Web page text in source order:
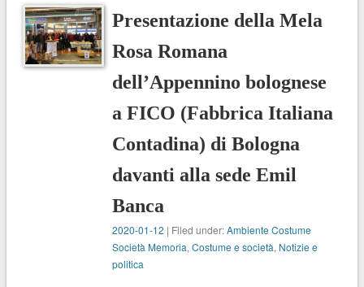
Presentazione della Mela
Rosa Romana
dell’Appennino bolognese
a FICO (Fabbrica Italiana
Contadina) di Bologna
davanti alla sede Emil
Banca
2020-01-12 | Filed under:Ambiente Costume
Società Memoria,Costume e società, Notizie e
politica